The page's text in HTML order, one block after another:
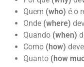
Quem (who) é o
Onde (where)
Quando (when)
Como (how)
Quanto (how